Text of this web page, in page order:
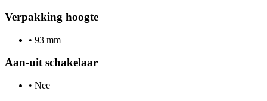
Verpakking hoogte
• 93 mm
Aan-uit schakelaar
• Nee